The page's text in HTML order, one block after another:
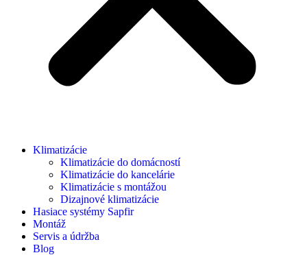
Klimatizácie
Klimatizácie do domácností
Klimatizácie do kancelárie
Klimatizácie s montážou
Dizajnové klimatizácie
Hasiace systémy Sapfir
Montáž
Servis a údržba
Blog